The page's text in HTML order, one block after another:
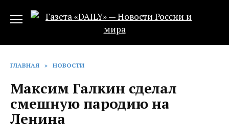
ГЛАВНАЯ » НОВОСТИ
Максим Галкин сделал
смешную пародию на
Ленина‍